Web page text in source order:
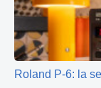
Roland P-6: la